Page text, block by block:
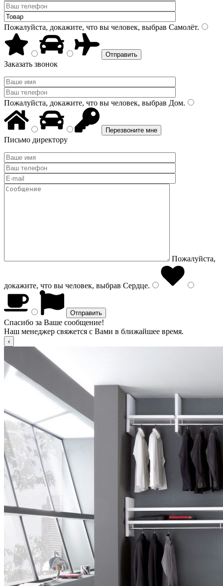
Пожалуйста, докажите, что вы человек, выбрав Самолёт.
Заказать звонок
Пожалуйста, докажите, что вы человек, выбрав Дом.
Письмо директору
Пожалуйста,
докажите, что вы человек, выбрав Сердце.
Спасибо за Ваше сообщение!
Наш менеджер свяжется с Вами в ближайшее время.